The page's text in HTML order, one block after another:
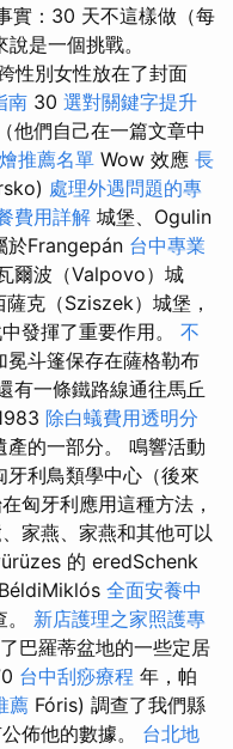
實：30 天不這樣做（每
是一個挑戰。
性別女性放在了封面
南 30 選對關鍵字提升
他們自己在一篇文章中
推薦名單 Wow 效應 長
處理外遇問題的專
費用詳解 城堡、Ogulin
於Frangepán 台中專業
爾波（Valpovo）城
克（Sziszek）城堡，
發揮了重要作用。 不
冕斗篷保存在薩格勒布
有一條鐵路線通往馬丘
除白蟻費用透明分
的一部分。 鳴響活動
利鳥類學中心（後來
匈牙利應用這種方法，
家燕、家燕和其他可以
的 eredSchenk
全面安養中
新店護理之家照護專
巴羅蒂盆地的一些定居
台中刮痧療程 年，帕
薦 Fóris) 調查了我們縣
佈他的數據。 台北地